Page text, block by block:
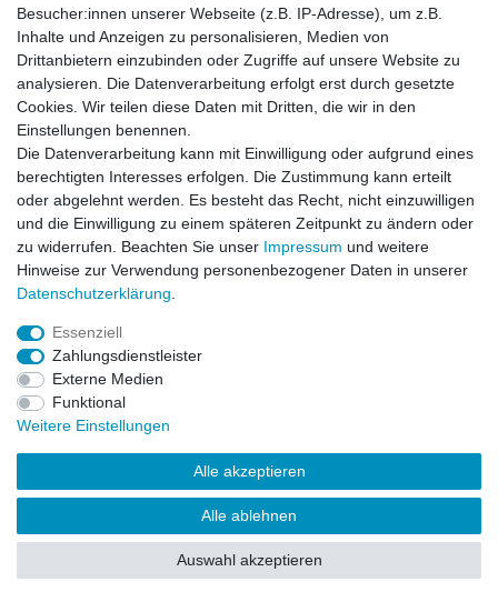
Zahlung und Versand
Impressum Daten­schutz­erklärung AGB
Barrierefreiheitserklärung Widerrufs­recht
Vertrag widerrufen
© Copyright 2026 | Alle Rechte vorbehalten.
Besucher:innen unserer Webseite (z.B. IP-Adresse), um z.B.
Inhalte und Anzeigen zu personalisieren, Medien von
Drittanbietern einzubinden oder Zugriffe auf unsere Website zu
analysieren. Die Datenverarbeitung erfolgt erst durch gesetzte
Cookies. Wir teilen diese Daten mit Dritten, die wir in den
Einstellungen benennen.
Die Datenverarbeitung kann mit Einwilligung oder aufgrund eines
berechtigten Interesses erfolgen. Die Zustimmung kann erteilt
oder abgelehnt werden. Es besteht das Recht, nicht einzuwilligen
und die Einwilligung zu einem späteren Zeitpunkt zu ändern oder
zu widerrufen. Beachten Sie unser Impressum und weitere
Hinweise zur Verwendung personenbezogener Daten in unserer
Daten­schutz­erklärung
Essenziell
Zahlungsdienstleister
Externe Medien
Funktional
Weitere Einstellungen
Alle akzeptieren
Alle ablehnen
Auswahl akzeptieren